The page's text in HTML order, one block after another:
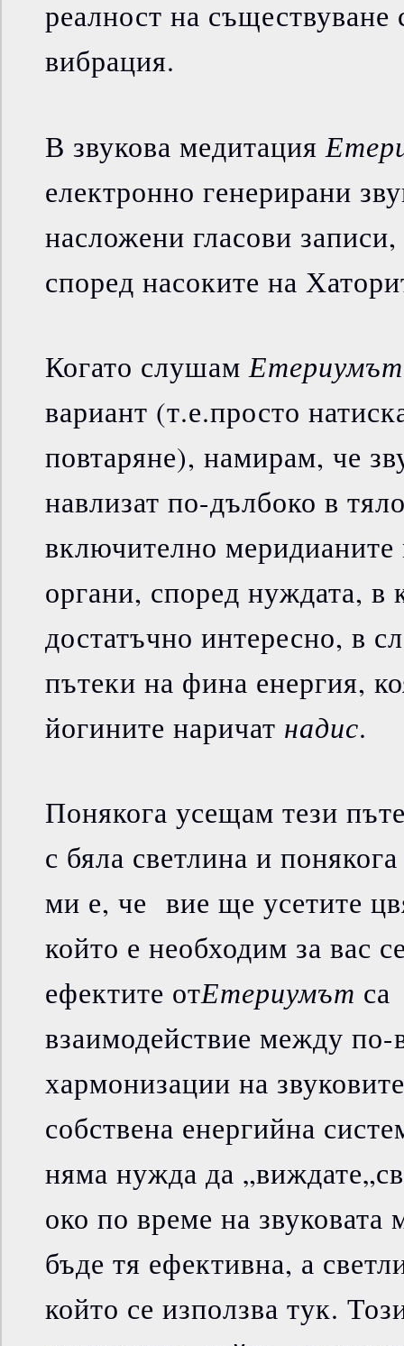
реалност на съществуване
вибрация.
В звукова медитация
електронно генерирани
насложени гласови
според насоките на
Когато слушам Етериумът
вариант (т.е.просто
повтаряне), намирам, че
навлизат по-дълбоко в
включително
органи, според нуждата, в
достатъчно интересно, в
пътеки на фина енергия,
йогините наричат надис.
Понякога усещам тези
с бяла светлина и
ми е, че вие ще усетите
който е необходим за вас
ефектите отЕтериумът са
взаимодействие между
хармонизации на
собствена енергийна
няма нужда да
око по време на звуковата
бъде тя ефективна, а
който се използва тук.